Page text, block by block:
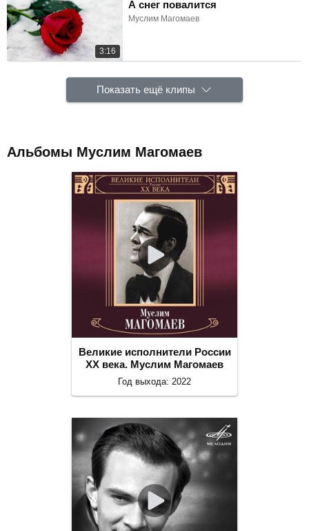
3:16
А снег повалится
Муслим Магомаев
Показать ещё клипы
Альбомы Муслим Магомаев
Великие исполнители России
ХХ века. Муслим Магомаев
Год выхода: 2022